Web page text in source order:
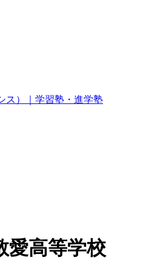
ス）｜学習塾・進学塾
愛高等学校